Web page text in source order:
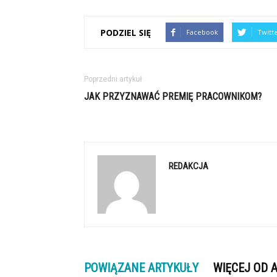
PODZIEL SIĘ Facebook
Poprzedni artykuł
JAK PRZYZNAWAĆ PREMIĘ PRACOWNIKOM?
REDAKCJA
POWIĄZANE ARTYKUŁY WIĘCEJ OD